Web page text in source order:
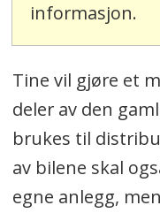
informasjon.
Tine vil gjøre et
deler av den
brukes til
av bilene skal
egne anlegg,